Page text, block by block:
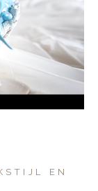
EN